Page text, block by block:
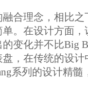
合理念，相比之
。在设计方面，
变化并不比Big
，在传统的设计
系列的设计精髓